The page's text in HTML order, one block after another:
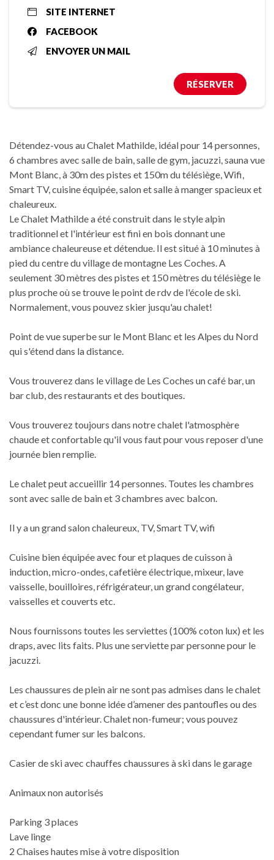
SITE INTERNET
FACEBOOK
ENVOYER UN MAIL
RÉSERVER
Détendez-vous au Chalet Mathilde, idéal pour 14 personnes,
6 chambres avec salle de bain, salle de gym, jacuzzi, sauna vue
Mont Blanc, à 30m des pistes et 150m du télésiège, Wifi,
Smart TV, cuisine équipée, salon et salle à manger spacieux et
chaleureux.
Le Chalet Mathilde a été construit dans le style alpin
traditionnel et l'intérieur est fini en bois donnant une
ambiance chaleureuse et détendue. Il est situé à 10 minutes à
pied du centre du village de montagne Les Coches. A
seulement 30 mètres des pistes et 150 mètres du télésiège le
plus proche où se trouve le point de rdv de l'école de ski.
Normalement, vous pouvez skier jusqu'au chalet!
Point de vue superbe sur le Mont Blanc et les Alpes du Nord
qui s'étend dans la distance.
Vous trouverez dans le village de Les Coches un café bar, un
bar club, des restaurants et des boutiques.
Vous trouverez toujours dans notre chalet l'atmosphère
chaude et confortable qu'il vous faut pour vous reposer d'une
journée bien remplie.
Le chalet peut accueillir 14 personnes. Toutes les chambres
sont avec salle de bain et 3 chambres avec balcon.
Il y a un grand salon chaleureux, TV, Smart TV, wifi
Cuisine bien équipée avec four et plaques de cuisson à
induction, micro-ondes, cafetière électrique, mixeur, lave
vaisselle, bouilloires, réfrigérateur, un grand congélateur,
vaisselles et couverts etc.
Nous fournissons toutes les serviettes (100% coton lux) et les
draps, avec lits faits. Plus une serviette par personne pour le
jacuzzi.
Les chaussures de plein air ne sont pas admises dans le chalet
et c’est donc une bonne idée d’amener des pantoufles ou des
chaussures d'intérieur. Chalet non-fumeur; vous pouvez
cependant fumer sur les balcons.
Casier de ski avec chauffes chaussures à ski dans le garage
Animaux non autorisés
Parking 3 places
Lave linge
2 Chaises hautes mise à votre disposition